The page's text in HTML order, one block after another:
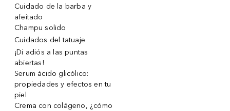
Cuidado de la barba y
afeitado
Champu solido
Cuidados del tatuaje
¡Di adiós a las puntas
abiertas!
Serum ácido glicólico:
propiedades y efectos en tu
piel
Crema con colágeno, ¿cómo